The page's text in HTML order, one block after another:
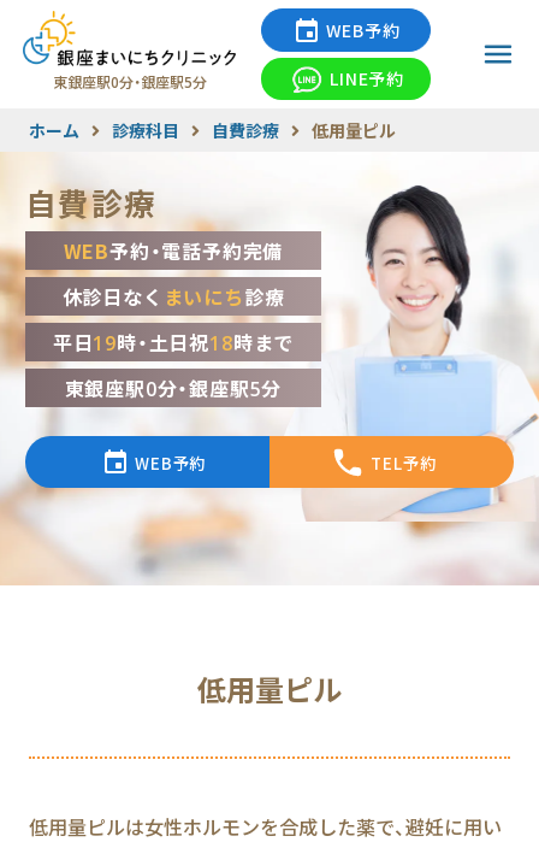
東銀座駅0分・銀座駅5分
WEB予約
LINE予約
ホーム 診療科目 自費診療 低用量ピル
自費診療
WEB予約・電話予約完備
休診日なく まいにち診療
平日19時・土日祝18時まで
東銀座駅0分・銀座駅5分
WEB予約 TEL予約
低用量ピル
低用量ピルは女性ホルモンを合成した薬で、避妊に用い